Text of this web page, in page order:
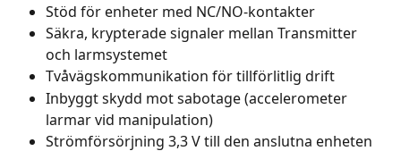
Stöd för enheter med NC/NO-kontakter
Säkra, krypterade signaler mellan Transmitter
och larmsystemet
Tvåvägskommunikation för tillförlitlig drift
Inbyggt skydd mot sabotage (accelerometer
larmar vid manipulation)
Strömförsörjning 3,3 V till den anslutna enheten